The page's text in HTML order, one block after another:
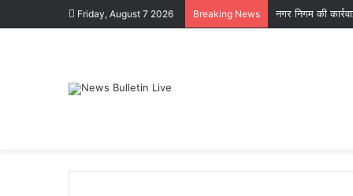
Friday, August 7 2026 Breaking News नगर निगम की